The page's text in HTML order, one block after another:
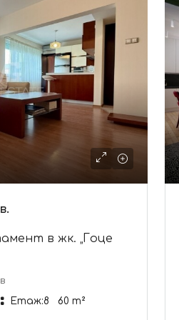
в жк. „Гоце
Етаж:8 60 m²